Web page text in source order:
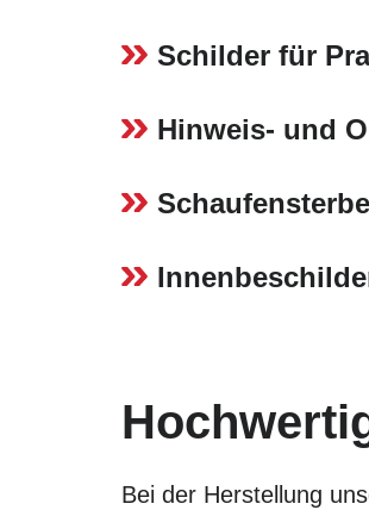
Schilder für
Hinweis- und
Bei der Herstellung